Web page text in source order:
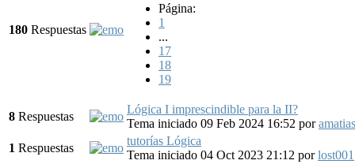
180 Respuestas
Página:
1
...
17
18
19
8 Respuestas
Lógica I imprescindible para la II?
Tema iniciado 09 Feb 2024 16:52 por
1 Respuestas
tutorías Lógica
Tema iniciado 04 Oct 2023 21:12 porlost001